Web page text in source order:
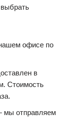
офисе по
в
Стоимость
отправляем